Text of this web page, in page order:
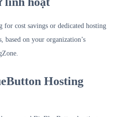
for cost savings or dedicated hosting
based on your organization’s
Hosting